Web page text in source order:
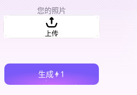
您的照片
上传
生成 1